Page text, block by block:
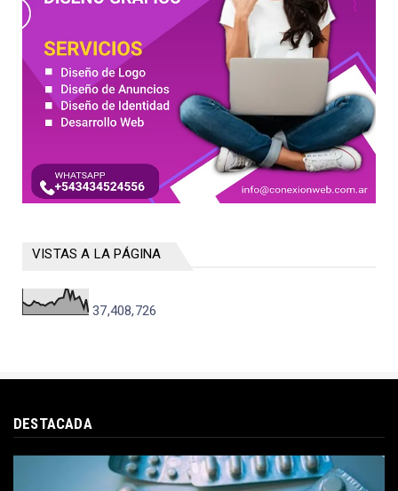
VISTAS A LA PÁGINA
37,408,726
DESTACADA